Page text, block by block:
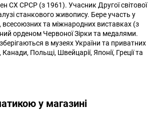
СХ СРСР (з 1961). Учасник Другої світової
станкового живопису. Бере участь у
всесоюзних та міжнародних виставках (з
орденом Червоної Зірки та медалями.
в музеях України та приватних
Польщі, Швейцарії, Японії, Греції та
у магазині